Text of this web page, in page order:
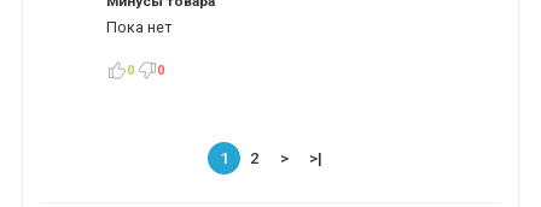
Пока нет
0 0
1 2 > >|